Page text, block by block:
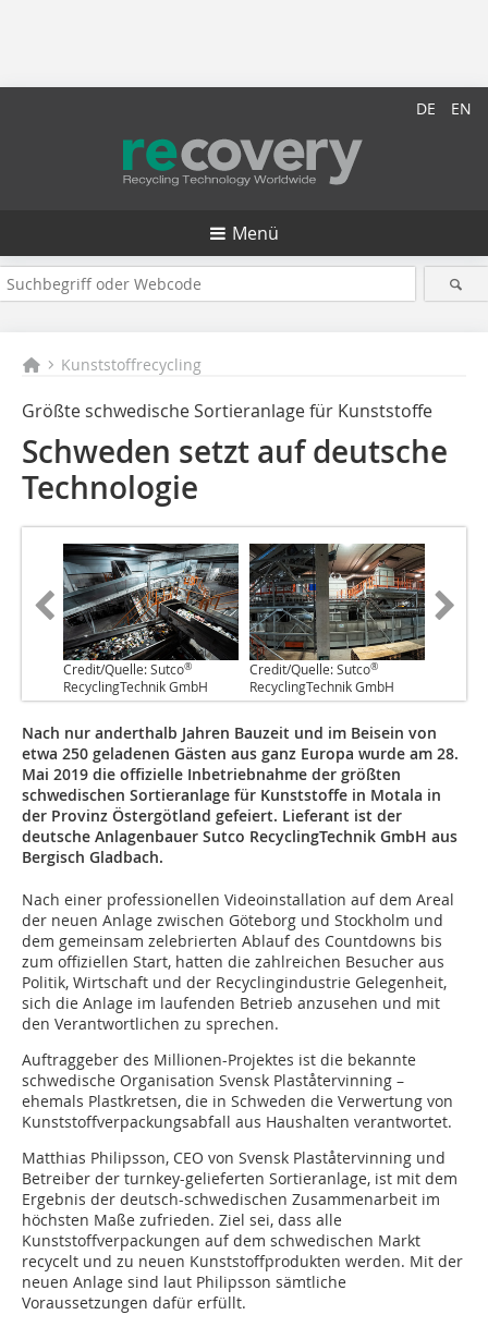
DE EN
Menü
Kunststoffrecycling
Größte schwedische Sortieranlage für Kunststoffe
Schweden setzt auf deutsche
Technologie
Credit/Quelle: Sutco®
RecyclingTechnik GmbH
Credit/Quelle: Sutco®
RecyclingTechnik GmbH
Nach nur anderthalb Jahren Bauzeit und im Beisein von
etwa 250 geladenen Gästen aus ganz Europa wurde am 28.
Mai 2019 die offizielle Inbetriebnahme der größten
schwedischen Sortieranlage für Kunststoffe in Motala in
der Provinz Östergötland gefeiert. Lieferant ist der
deutsche Anlagenbauer Sutco RecyclingTechnik GmbH aus
Bergisch Gladbach.
Nach einer professionellen Videoinstallation auf dem Areal
der neuen Anlage zwischen Göteborg und Stockholm und
dem gemeinsam zelebrierten Ablauf des Countdowns bis
zum offiziellen Start, hatten die zahlreichen Besucher aus
Politik, Wirtschaft und der Recyclingindustrie Gelegenheit,
sich die Anlage im laufenden Betrieb anzusehen und mit
den Verantwortlichen zu sprechen.
Auftraggeber des Millionen-Projektes ist die bekannte
schwedische Organisation Svensk Plaståtervinning –
ehemals Plastkretsen, die in Schweden die Verwertung von
Kunststoffverpackungsabfall aus Haushalten verantwortet.
Matthias Philipsson, CEO von Svensk Plaståtervinning und
Betreiber der turnkey-gelieferten Sortieranlage, ist mit dem
Ergebnis der deutsch-schwedischen Zusammenarbeit im
höchsten Maße zufrieden. Ziel sei, dass alle
Kunststoffverpackungen auf dem schwedischen Markt
recycelt und zu neuen Kunststoffprodukten werden. Mit der
neuen Anlage sind laut Philipsson sämtliche
Voraussetzungen dafür erfüllt.